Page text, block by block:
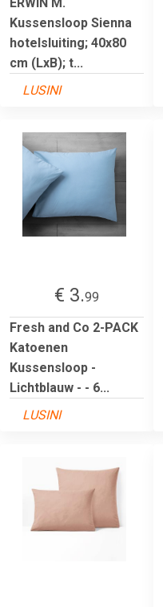
Kussensloop Sienna
hotelsluiting; 40x80
cm (LxB); t...
LUSINI
€ 3.99
Fresh and Co 2-PACK
Katoenen
Kussensloop -
Lichtblauw - - 6...
LUSINI